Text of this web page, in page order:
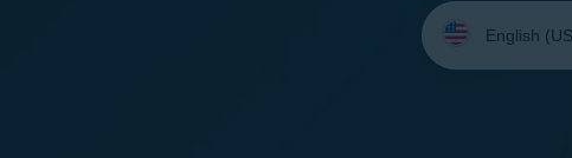
Select
your
language: